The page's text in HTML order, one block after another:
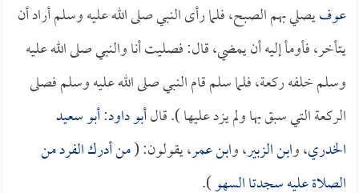
عوفيصلي بهم الصبح، فلما رأى النبي صلى الله عليه وسلم أراد أن
يتأخر، فأومأ إليه أن يمضي، قال: فصليت أنا والنبي صلى الله عليه
وسلم خلفه ركعة، فلما سلم قام النبي صلى الله عليه وسلم فصلى
الركعة التي سبق بها ولم يزد عليها ). قالأبو داود:أبو سعيد
الخدري، وابن الزبير، وابن عمر، يقولون: (من أدرك الفرد من
الصلاة عليه سجدتا السهو).